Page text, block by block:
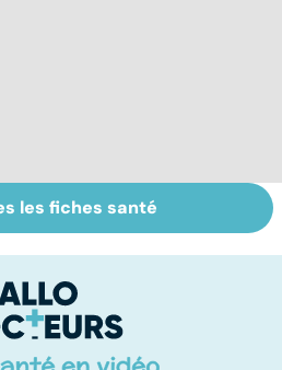
Muscler ses
abdos pour
ventre plat
les fiches santé